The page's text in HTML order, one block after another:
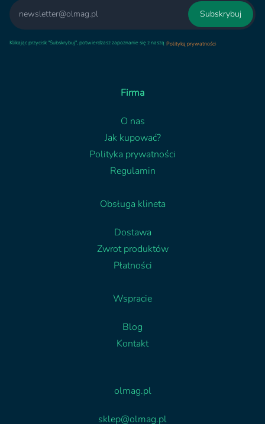
Email
Subskrybuj
Klikając przycisk "Subskrybuj", potwierdzasz zapoznanie się z naszą Polityką prywatności.
Firma
O nas
Jak kupować?
Polityka prywatności
Regulamin
Obsługa klineta
Dostawa
Zwrot produktów
Płatności
Wspracie
Blog
Kontakt
olmag.pl
sklep@olmag.pl